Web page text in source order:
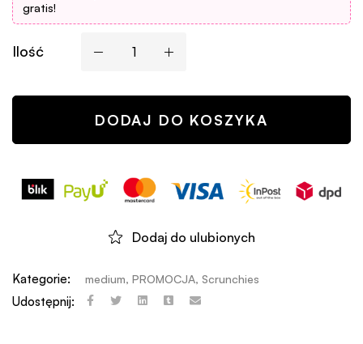
gratis!
Ilość
DODAJ DO KOSZYKA
Dodaj do ulubionych
Kategorie: medium, PROMOCJA, Scrunchies
Udostępnij: